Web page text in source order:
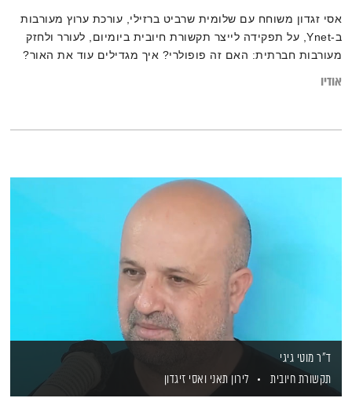
אסי זגדון משוחח עם שלומית שרביט ברזילי, עורכת ערוץ מעורבות
ב-Ynet, על תפקידה לייצר תקשורת חיובית ביומיום, לעורר ולחזק
מעורבות חברתית: האם זה פופולרי? איך מגדילים עוד את האור?
אודיו
ד"ר מוטי גיגי
תקשורת חיובית
לירון תאני ואסי זיגדון